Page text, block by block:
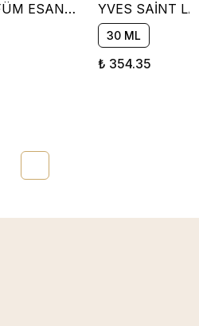
MEMO - MARFA PARFÜM ESANSI ( ÇİÇEKSİ )
30 ML
₺ 354.35